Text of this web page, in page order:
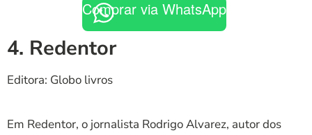
Comprar via WhatsApp
4. Redentor
Editora: Globo livros
Em Redentor, o jornalista Rodrigo Alvarez, autor dos